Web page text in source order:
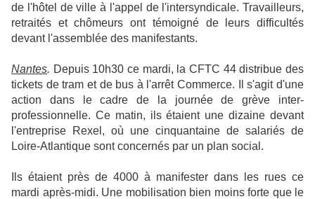
de l'hôtel de ville à l'appel de l'intersyndicale. Travailleurs,
retraités et chômeurs ont témoigné de leurs difficultés
devant l'assemblée des manifestants.
Nantes. Depuis 10h30 ce mardi, la CFTC 44 distribue des
tickets de tram et de bus à l'arrêt Commerce. Il s'agit d'une
action dans le cadre de la journée de grève inter-
professionnelle. Ce matin, ils étaient une dizaine devant
l'entreprise Rexel, où une cinquantaine de salariés de
Loire-Atlantique sont concernés par un plan social.
Ils étaient près de 4000 à manifester dans les rues ce
mardi après-midi. Une mobilisation bien moins forte que le